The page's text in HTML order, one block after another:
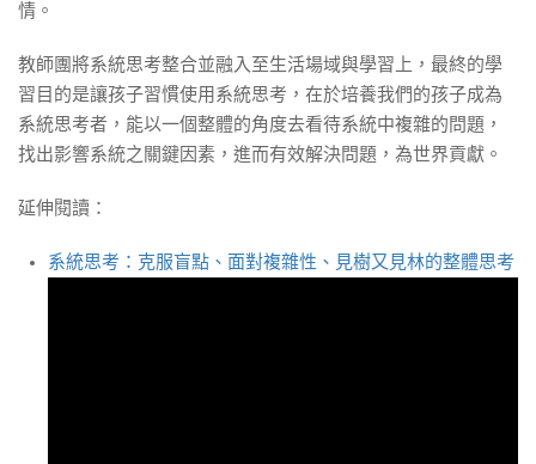
情。
教師團將系統思考整合並融入至生活場域與學習上，最終的學
習目的是讓孩子習慣使用系統思考，在於培養我們的孩子成為
系統思考者，能以一個整體的角度去看待系統中複雜的問題，
找出影響系統之關鍵因素，進而有效解決問題，為世界貢獻。
延伸閱讀：
系統思考：克服盲點、面對複雜性、見樹又見林的整體思考